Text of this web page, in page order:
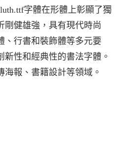
字體在形體上彰顯了獨
剛健雄強，具有現代時尚
、行書和裝飾體等多元要
性和經典性的書法字體。
報、書籍設計等領域。